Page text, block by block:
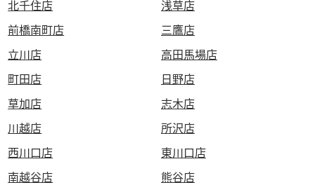
北千住店
浅草店
前橋南町店
三鷹店
立川店
高田馬場店
町田店
日野店
草加店
志木店
川越店
所沢店
西川口店
東川口店
南越谷店
熊谷店